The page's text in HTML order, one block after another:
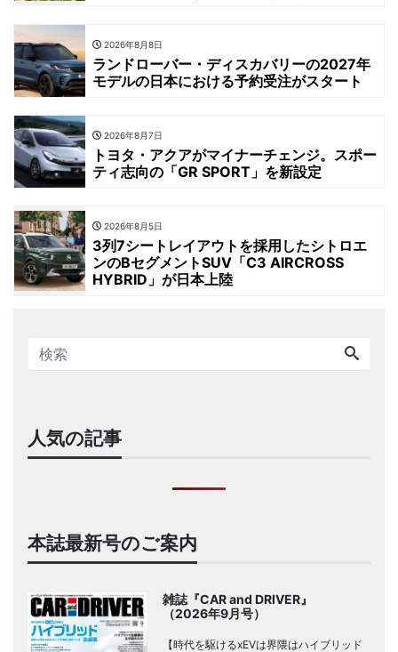
2026年8月8日
ランドローバー・ディスカバリーの2027年
モデルの日本における予約受注がスタート
2026年8月7日
トヨタ・アクアがマイナーチェンジ。スポー
ティ志向の「GR SPORT」を新設定
2026年8月5日
3列7シートレイアウトを採用したシトロエ
ンのBセグメントSUV「C3 AIRCROSS
HYBRID」が日本上陸
人気の記事
本誌最新号のご案内
雑誌『CAR and DRIVER』
（2026年9月号）
【時代を駆けるxEVは界隈はハイブリッド